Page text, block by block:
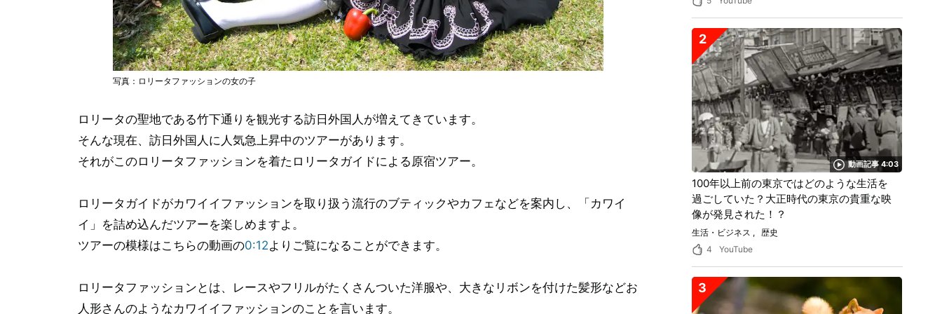
写真：ロリータファッションの女の子
ロリータの聖地である竹下通りを観光する訪日外国人が増えてきています。
そんな現在、訪日外国人に人気急上昇中のツアーがあります。
それがこのロリータファッションを着たロリータガイドによる原宿ツアー。
ロリータガイドがカワイイファッションを取り扱う流行のブティックやカフェなどを案内し、「カワイ
イ」を詰め込んだツアーを楽しめますよ。
ツアーの模様はこちらの動画の0:12よりご覧になることができます。
ロリータファッションとは、レースやフリルがたくさんついた洋服や、大きなリボンを付けた髪形などお
人形さんのようなカワイイファッションのことを言います。
動画記事 4:03
2
100年以上前の東京ではどのような生活を
過ごしていた？大正時代の東京の貴重な映
像が発見された！？
生活・ビジネス
歴史
4
YouTube
3